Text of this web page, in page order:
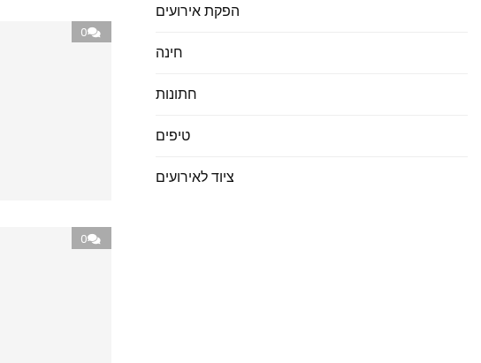
הפקת אירועים
חינה
חתונות
טיפים
ציוד לאירועים
0
0